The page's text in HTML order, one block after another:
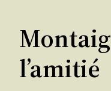
l’amitié